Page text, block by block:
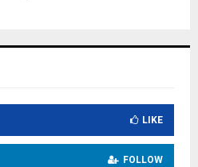
LIKE
FOLLOW